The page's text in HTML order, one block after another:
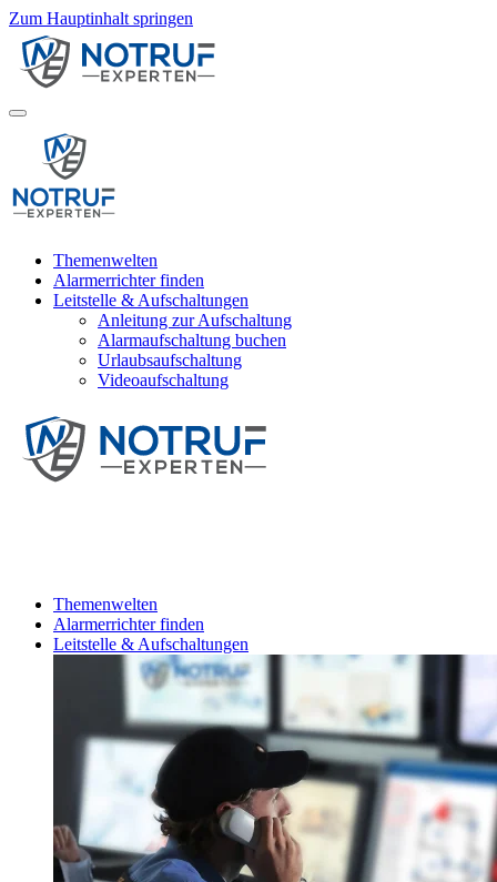
Zum Hauptinhalt springen
Themenwelten
Alarmerrichter finden
Leitstelle & Aufschaltungen
Anleitung zur Aufschaltung
Alarmaufschaltung buchen
Urlaubsaufschaltung
Videoaufschaltung
Themenwelten
Alarmerrichter finden
Leitstelle & Aufschaltungen